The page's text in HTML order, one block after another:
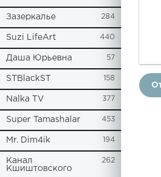
Зазеркалье 284
Suzi LifeArt 440
Даша Юрьевна 57
STBlackST 158
Nalka TV 377
Super Tamashalar 453
Mr. Dim4ik 194
Канал
Кшиштовского
262